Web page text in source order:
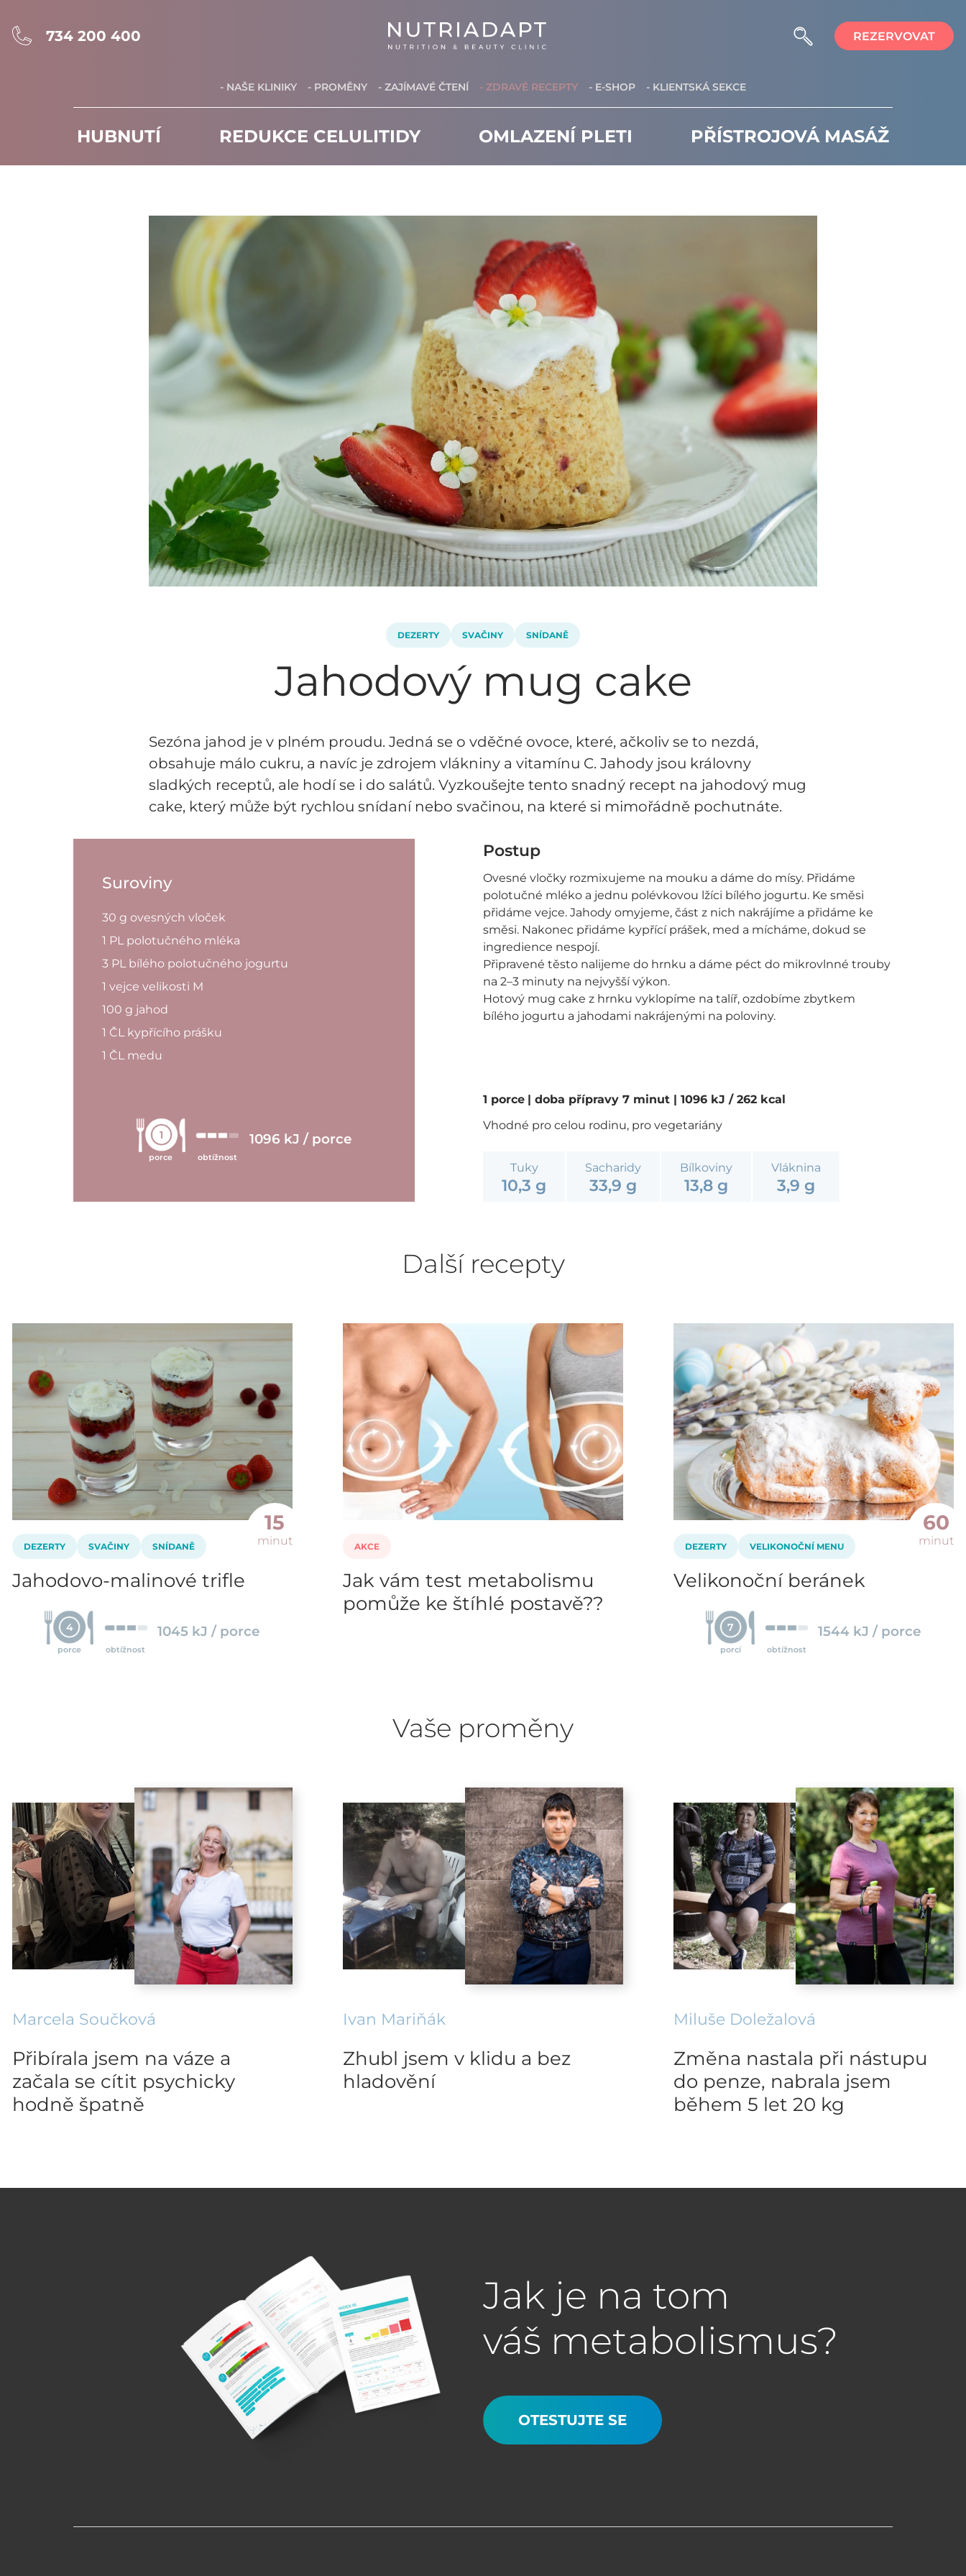
734 200 400 REZERVOVAT
- NAŠE KLINIKY - PROMĚNY - ZAJÍMAVÉ ČTENÍ - ZDRAVÉ RECEPTY - E-SHOP - KLIENTSKÁ SEKCE
HUBNUTÍ REDUKCE CELULITIDY OMLAZENÍ PLETI PŘÍSTROJOVÁ MASÁŽ
DEZERTY SVAČINY SNÍDANĚ
Jahodový mug cake
Sezóna jahod je v plném proudu. Jedná se o vděčné ovoce, které, ačkoliv se to nezdá,
obsahuje málo cukru, a navíc je zdrojem vlákniny a vitamínu C. Jahody jsou královny
sladkých receptů, ale hodí se i do salátů. Vyzkoušejte tento snadný recept na jahodový mug
cake, který může být rychlou snídaní nebo svačinou, na které si mimořádně pochutnáte.
Suroviny
30 g ovesných vloček
1 PL polotučného mléka
3 PL bílého polotučného jogurtu
1 vejce velikosti M
100 g jahod
1 ČL kypřícího prášku
1 ČL medu
1
porce obtížnost
1096 kJ / porce
Postup
Ovesné vločky rozmixujeme na mouku a dáme do mísy. Přidáme
polotučné mléko a jednu polévkovou lžíci bílého jogurtu. Ke směsi
přidáme vejce. Jahody omyjeme, část z nich nakrájíme a přidáme ke
směsi. Nakonec přidáme kypřící prášek, med a mícháme, dokud se
ingredience nespojí.
Připravené těsto nalijeme do hrnku a dáme péct do mikrovlnné trouby
na 2–3 minuty na nejvyšší výkon.
Hotový mug cake z hrnku vyklopíme na talíř, ozdobíme zbytkem
bílého jogurtu a jahodami nakrájenými na poloviny.
1 porce | doba přípravy 7 minut | 1096 kJ / 262 kcal
Vhodné pro celou rodinu, pro vegetariány
Tuky
10,3 g
Sacharidy
33,9 g
Bílkoviny
13,8 g
Vláknina
3,9 g
Další recepty
15
minut
DEZERTY SVAČINY SNÍDANĚ
Jahodovo-malinové trifle
4
porce obtížnost
1045 kJ / porce
AKCE
Jak vám test metabolismu
pomůže ke štíhlé postavě??
60
minut
DEZERTY VELIKONOČNÍ MENU
Velikonoční beránek
7
porcí obtížnost
1544 kJ / porce
Vaše proměny
Marcela Součková
Přibírala jsem na váze a
začala se cítit psychicky
hodně špatně
Ivan Mariňák
Zhubl jsem v klidu a bez
hladovění
Miluše Doležalová
Změna nastala při nástupu
do penze, nabrala jsem
během 5 let 20 kg
Jak je na tom
váš metabolismus?
OTESTUJTE SE